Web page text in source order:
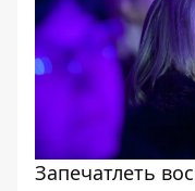
Запечатлеть